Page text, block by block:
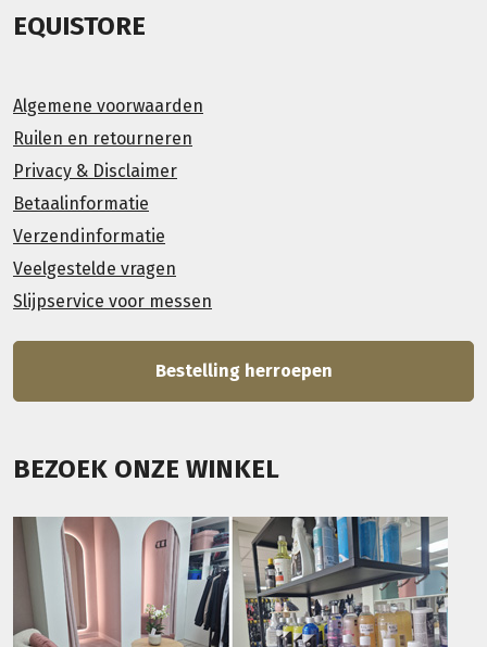
EQUISTORE
Algemene voorwaarden
Ruilen en retourneren
Privacy & Disclaimer
Betaalinformatie
Verzendinformatie
Veelgestelde vragen
Slijpservice voor messen
Bestelling herroepen
BEZOEK ONZE WINKEL